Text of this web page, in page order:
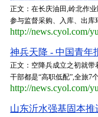
正文：在长庆油田,岭北作
参与监督采购、入库、出
http://news.cyol.com/
神兵天降 - 中国青年
正文：空降兵成立之初就
干部都是“高职低配”,全旅7
http://news.cyol.com/
山东沂水强基固本